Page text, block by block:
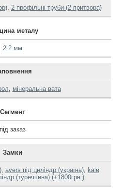
, 2 профільні труби (2 притвора)
металу
2.2 мм
, мінеральна вата
Сегмент
під заказ
Замки
, avers під циліндр (україна), kale
(туреччина) (+1800грн.)